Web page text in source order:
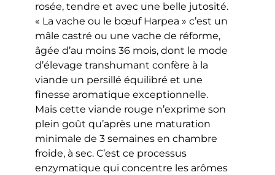
rosée, tendre et avec une belle jutosité.
« La vache ou le bœuf Harpea » c’est un
mâle castré ou une vache de réforme,
âgée d’au moins 36 mois, dont le mode
d’élevage transhumant confère à la
viande un persillé équilibré et une
finesse aromatique exceptionnelle.
Mais cette viande rouge n’exprime son
plein goût qu’après une maturation
minimale de 3 semaines en chambre
froide, à sec. C’est ce processus
enzymatique qui concentre les arômes